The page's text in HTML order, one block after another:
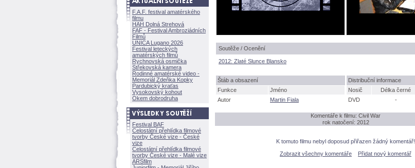
F.A.F. festival amatérského
filmu
HAH Dolná Strehov
FAF - Festival Ambroziádních
Filmů
UNICA Lugano 2026
Festival leteckých
amatérských filmů
Rychnovská osmička
Střekovská kamera
Rodinné amatérské video -
Memoriál Zdeňka Kopky
Pardubický kraťas
Vysokovský kohout
Okem dobrodruha
Festival BAF
Celostátní přehlídka filmové
tvorby České vize - České
vize
Celostátní přehlídka filmové
tvorby České vize - Malé vize
ARSfilm
Soutěže / Ocenění
2012: Zlaté Slunce Blansko
táb a obsazení
Funkce
Jméno
Autor
Martin Fiala
Distribuční informace
Nosič
Délka černé
DVD
-
Komentáře k filmu: Civil War
rok natočení: 2012
K tomuto filmu nebyl doposud přiřazen žádný komentář!
Zobrazit všechny komentáře
Přidat nový komentář